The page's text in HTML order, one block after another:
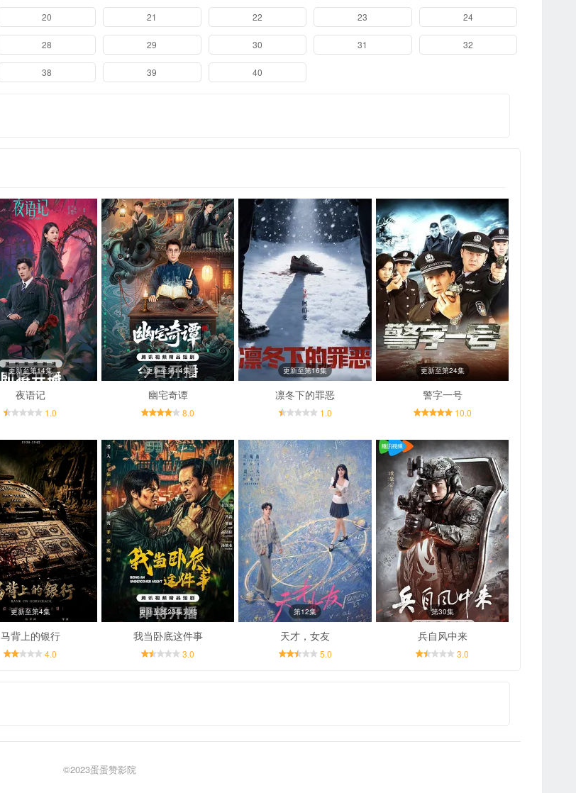
20 21 22 23 24
28 29 30 31 32
38 39 40
更新至第14集
夜语记
1.0
更新至第14集
幽宅奇谭
8.0
更新至第16集
凛冬下的罪恶
1.0
更新至第24集
警字一号
10.0
更新至第4集
马背上的银行
4.0
更新至第23集完结
我当卧底这件事
3.0
第12集
天才，女友
5.0
第30集
兵自风中来
3.0
©2023蛋蛋赞影院